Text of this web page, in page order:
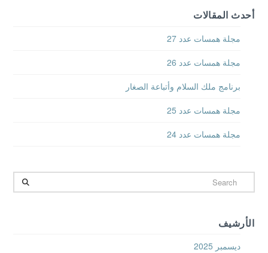
أحدث المقالات
مجلة همسات عدد 27
مجلة همسات عدد 26
برنامج ملك السلام وأتباعة الصغار
مجلة همسات عدد 25
مجلة همسات عدد 24
Search
الأرشيف
ديسمبر 2025